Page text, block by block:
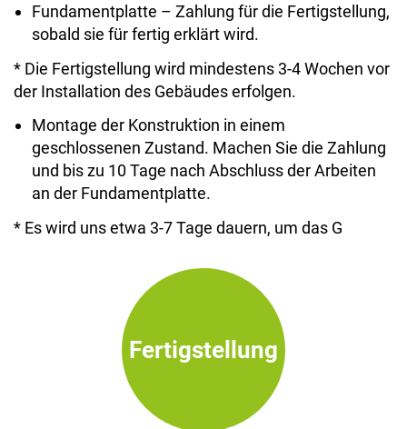
Fundamentplatte – Zahlung für die Fertigstellung,
sobald sie für fertig erklärt wird.
* Die Fertigstellung wird mindestens 3-4 Wochen vor
der Installation des Gebäudes erfolgen.
Montage der Konstruktion in einem
geschlossenen Zustand. Machen Sie die Zahlung
und bis zu 10 Tage nach Abschluss der Arbeiten
an der Fundamentplatte.
* Es wird uns etwa 3-7 Tage dauern, um das G
Fertigstellung